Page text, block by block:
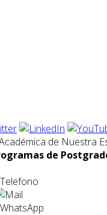
de Nuestra
de